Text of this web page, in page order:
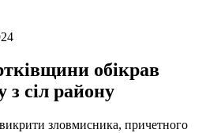
обікрав
з сіл району
зловмисника, причетного